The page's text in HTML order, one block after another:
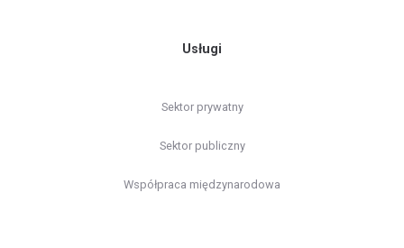
Usługi
Sektor prywatny
Sektor publiczny
Współpraca międzynarodowa